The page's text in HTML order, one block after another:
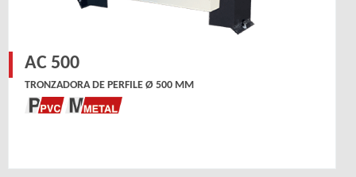
AC 500
TRONZADORA DE PERFILE Ø 500 MM